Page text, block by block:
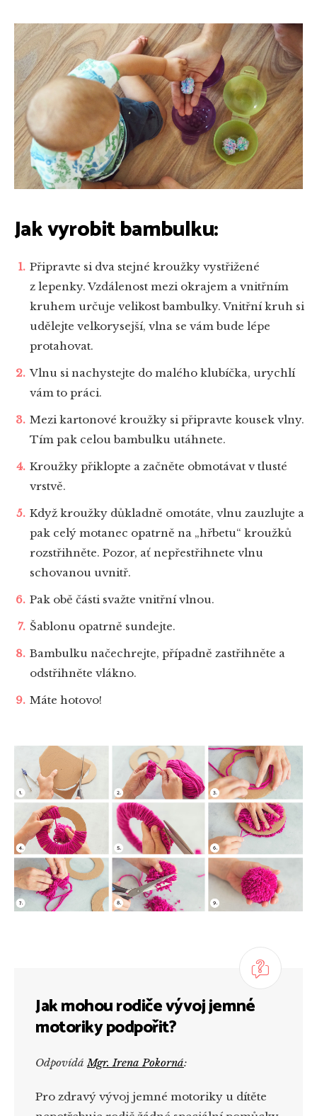
Jak vyrobit bambulku:
Připravte si dva stejné kroužky vystřižené
z lepenky. Vzdálenost mezi okrajem a vnitřním
kruhem určuje velikost bambulky. Vnitřní kruh si
udělejte velkorysejší, vlna se vám bude lépe
protahovat.
Vlnu si nachystejte do malého klubíčka, urychlí
vám to práci.
Mezi kartonové kroužky si připravte kousek vlny.
Tím pak celou bambulku utáhnete.
Kroužky přiklopte a začněte obmotávat v tlusté
vrstvě.
Když kroužky důkladně omotáte, vlnu zauzlujte a
pak celý motanec opatrně na „hřbetu“ kroužků
rozstřihněte. Pozor, ať nepřestřihnete vlnu
schovanou uvnitř.
Pak obě části svažte vnitřní vlnou.
Šablonu opatrně sundejte.
Bambulku načechrejte, případně zastřihněte a
odstřihněte vlákno.
Máte hotovo!
Jak mohou rodiče vývoj jemné
motoriky podpořit?
OdpovídáMgr. Irena Pokorná:
Pro zdravý vývoj jemné motoriky u dítěte